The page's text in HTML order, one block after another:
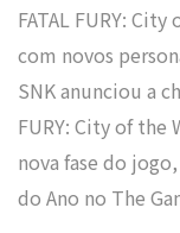
FATAL FURY:
com novos
SNK anunciou a
FURY: City of the
nova fase do
do Ano no The